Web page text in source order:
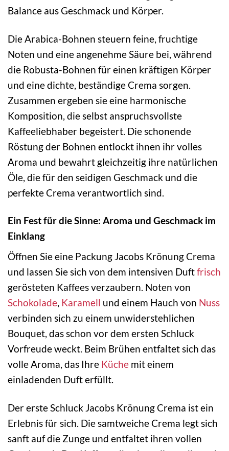
Balance aus Geschmack und Körper.
Die Arabica-Bohnen steuern feine, fruchtige
Noten und eine angenehme Säure bei, während
die Robusta-Bohnen für einen kräftigen Körper
und eine dichte, beständige Crema sorgen.
Zusammen ergeben sie eine harmonische
Komposition, die selbst anspruchsvollste
Kaffeeliebhaber begeistert. Die schonende
Röstung der Bohnen entlockt ihnen ihr volles
Aroma und bewahrt gleichzeitig ihre natürlichen
Öle, die für den seidigen Geschmack und die
perfekte Crema verantwortlich sind.
Ein Fest für die Sinne: Aroma und Geschmack im
Einklang
Öffnen Sie eine Packung Jacobs Krönung Crema
und lassen Sie sich von dem intensiven Duftfrisch
gerösteten Kaffees verzaubern. Noten von
Schokolade, Karamell und einem Hauch von Nuss
verbinden sich zu einem unwiderstehlichen
Bouquet, das schon vor dem ersten Schluck
Vorfreude weckt. Beim Brühen entfaltet sich das
volle Aroma, das Ihre Küche mit einem
einladenden Duft erfüllt.
Der erste Schluck Jacobs Krönung Crema ist ein
Erlebnis für sich. Die samtweiche Crema legt sich
sanft auf die Zunge und entfaltet ihren vollen